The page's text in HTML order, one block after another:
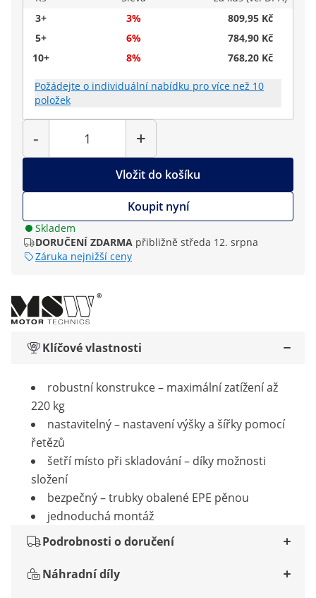
3+
3%
809,95 Kč
5+
6%
784,90 Kč
10+
8% 768,20 Kč
Požádejte o individuální nabídku pro více než 10
položek
-
Počet
+
Vložit do košíku
Koupit nyní
Skladem
DORUČENÍ ZDARMA přibližně středa 12. srpna
Záruka nejnižší ceny
Klíčové vlastnosti
robustní konstrukce – maximální zatížení až
220 kg
nastavitelný – nastavení výšky a šířky pomocí
řetězů
šetří místo při skladování – díky možnosti
složení
bezpečný – trubky obalené EPE pěnou
jednoduchá montáž
Podrobnosti o doručení
Náhradní díly